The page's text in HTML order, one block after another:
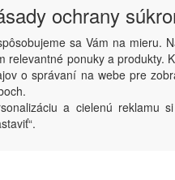
Nastavenie
Odstúpenie od
ochrany
sa Vám na mieru.
relevantné ponuky a produkty.
o správaní na webe pre
a cielenú reklamu